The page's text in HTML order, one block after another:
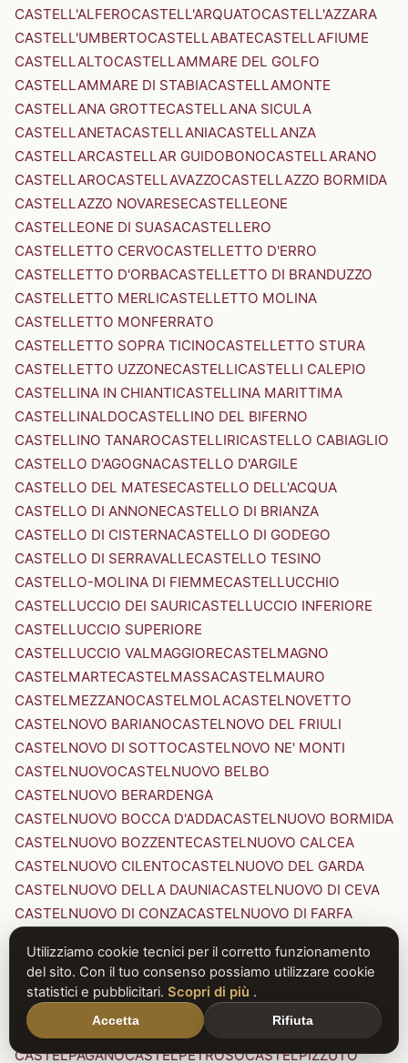
CASTELL'ALFEROCASTELL'ARQUATOCASTELL'AZZARA
CASTELL'UMBERTOCASTELLABATECASTELLAFIUME
CASTELLALTOCASTELLAMMARE DEL GOLFO
CASTELLAMMARE DI STABIACASTELLAMONTE
CASTELLANA GROTTECASTELLANA SICULA
CASTELLANETACASTELLANIACASTELLANZA
CASTELLARCASTELLAR GUIDOBONOCASTELLARANO
CASTELLAROCASTELLAVAZZOCASTELLAZZO BORMIDA
CASTELLAZZO NOVARESECASTELLEONE
CASTELLEONE DI SUASACASTELLERO
CASTELLETTO CERVOCASTELLETTO D'ERRO
CASTELLETTO D'ORBACASTELLETTO DI BRANDUZZO
CASTELLETTO MERLICASTELLETTO MOLINA
CASTELLETTO MONFERRATO
CASTELLETTO SOPRA TICINOCASTELLETTO STURA
CASTELLETTO UZZONECASTELLICASTELLI CALEPIO
CASTELLINA IN CHIANTICASTELLINA MARITTIMA
CASTELLINALDOCASTELLINO DEL BIFERNO
CASTELLINO TANAROCASTELLIRICASTELLO CABIAGLIO
CASTELLO D'AGOGNACASTELLO D'ARGILE
CASTELLO DEL MATESECASTELLO DELL'ACQUA
CASTELLO DI ANNONECASTELLO DI BRIANZA
CASTELLO DI CISTERNACASTELLO DI GODEGO
CASTELLO DI SERRAVALLECASTELLO TESINO
CASTELLO-MOLINA DI FIEMMECASTELLUCCHIO
CASTELLUCCIO DEI SAURICASTELLUCCIO INFERIORE
CASTELLUCCIO SUPERIORE
CASTELLUCCIO VALMAGGIORECASTELMAGNO
CASTELMARTECASTELMASSACASTELMAURO
CASTELMEZZANOCASTELMOLACASTELNOVETTO
CASTELNOVO BARIANOCASTELNOVO DEL FRIULI
CASTELNOVO DI SOTTOCASTELNOVO NE' MONTI
CASTELNUOVOCASTELNUOVO BELBO
CASTELNUOVO BERARDENGA
CASTELNUOVO BOCCA D'ADDACASTELNUOVO BORMIDA
CASTELNUOVO BOZZENTECASTELNUOVO CALCEA
CASTELNUOVO CILENTOCASTELNUOVO DEL GARDA
CASTELNUOVO DELLA DAUNIACASTELNUOVO DI CEVA
CASTELNUOVO DI CONZACASTELNUOVO DI FARFA
CASTELNUOVO DI PORTO CASTELNUOVO DON BOSCO
CASTELNUOVO MAGRACASTELNUOVO NIGRA
CASTELNUOVO PARANOCASTELNUOVO RANGONE
CASTELNUOVO SCRIVIA
CASTELNUOVO VAL DI CECINA
CASTELPAGANOCASTELPETROSOCASTELPIZZUTO
Utilizziamo cookie tecnici per il corretto funzionamento
del sito. Con il tuo consenso possiamo utilizzare cookie
statistici e pubblicitari. Scopri di più .
Accetta Rifiuta